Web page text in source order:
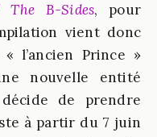
B-Sides, pour
vient donc
l’ancien Prince »
nouvelle entité
de prendre
à partir du 7 juin